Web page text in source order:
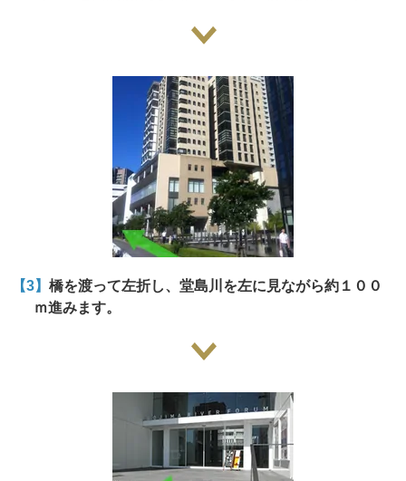
【3】橋を渡って左折し、堂島川を左に見ながら約１００
ｍ進みます。